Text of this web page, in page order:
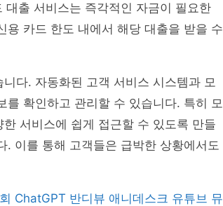
출 서비스는 즉각적인 자금이 필요한
용 카드 한도 내에서 해당 대출을 받을 수
다. 자동화된 고객 서비스 시스템과 모
를 확인하고 관리할 수 있습니다. 특히 모
서비스에 쉽게 접근할 수 있도록 만들
. 이를 통해 고객들은 급박한 상황에서도
ChatGPT 반디뷰 애니데스크 유튜브 뮤